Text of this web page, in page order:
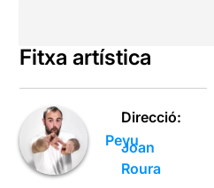
Fitxa artística
Peyu
Direcció:
Joan
Roura